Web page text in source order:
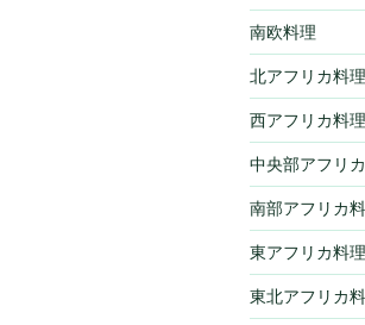
南欧料理
北アフリカ料理
西アフリカ料理
中央部アフリ
南部アフリカ
東アフリカ料理
東北アフリカ